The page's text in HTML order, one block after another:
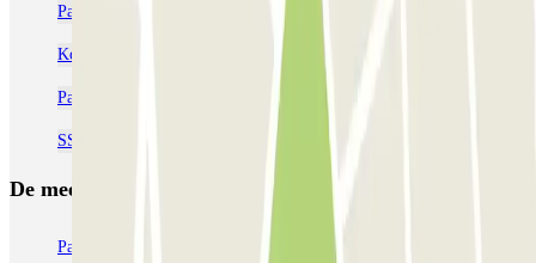
Parkeren bij Nieuwe Luxor? Bespaar en reserveer via Parclick
Kop van Zuid parkeren | Parclick
Parkeren bij Rotterdam airport | Lang parkeren
SS Rotterdam parkeren | Parclick
De meest geboekte
Parkeren in Parijs Parkeren in Venetië